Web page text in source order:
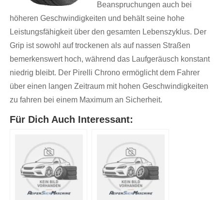
Beanspruchungen auch bei
höheren Geschwindigkeiten und behält seine hohe
Leistungsfähigkeit über den gesamten Lebenszyklus. Der
Grip ist sowohl auf trockenen als auf nassen Straßen
bemerkenswert hoch, während das Laufgeräusch konstant
niedrig bleibt. Der Pirelli Chrono ermöglicht dem Fahrer
über einen langen Zeitraum mit hohen Geschwindigkeiten
zu fahren bei einem Maximum an Sicherheit.
Für Dich Auch Interessant: